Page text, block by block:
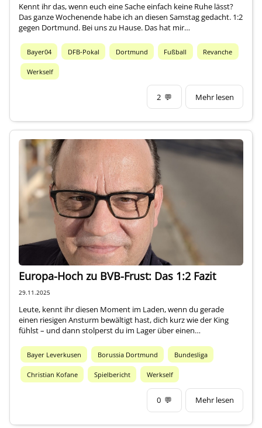
Kennt ihr das, wenn euch eine Sache einfach keine Ruhe lässt?
Das ganze Wochenende habe ich an diesen Samstag gedacht. 1:2
gegen Dortmund. Bei uns zu Hause. Das hat mir…
Bayer04 DFB-Pokal Dortmund Fußball Revanche
Werkself
2 💬 Mehr lesen
Europa-Hoch zu BVB-Frust: Das 1:2 Fazit
29.11.2025
Leute, kennt ihr diesen Moment im Laden, wenn du gerade
einen riesigen Ansturm bewältigt hast, dich kurz wie der King
fühlst – und dann stolperst du im Lager über einen…
Bayer Leverkusen Borussia Dortmund Bundesliga
Christian Kofane Spielbericht Werkself
0 💬 Mehr lesen